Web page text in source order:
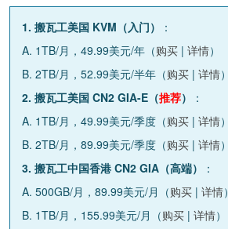
1. 搬瓦工美国 KVM（入门）
：
A. 1TB/月，49.99美元/年（购买 | 详情）
B. 2TB/月，52.99美元/半年（购买 | 详情）
2. 搬瓦工美国 CN2 GIA-E（推荐）
：
A. 1TB/月，49.99美元/季度（购买 | 详情）
B. 2TB/月，89.99美元/季度（购买 | 详情）
3. 搬瓦工中国香港 CN2 GIA（高端）
：
A. 500GB/月，89.99美元/月（购买 | 详情）
B. 1TB/月，155.99美元/月（购买 | 详情）